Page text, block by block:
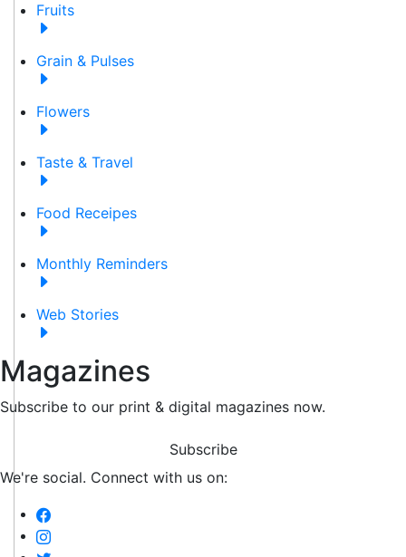
Fruits
Grain & Pulses
Flowers
Taste & Travel
Food Receipes
Monthly Reminders
Web Stories
Magazines
Subscribe to our print & digital magazines now.
Subscribe
We're social. Connect with us on: